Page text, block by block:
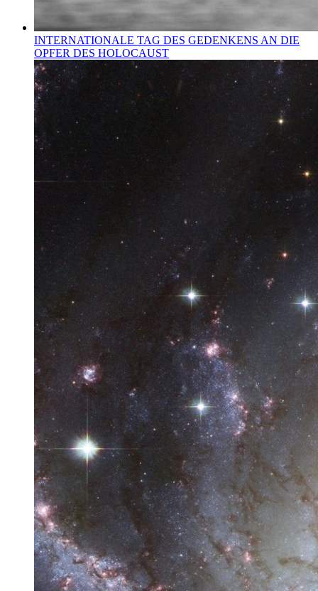
INTERNATIONALE TAG DES GEDENKENS AN DIE
OPFER DES HOLOCAUST